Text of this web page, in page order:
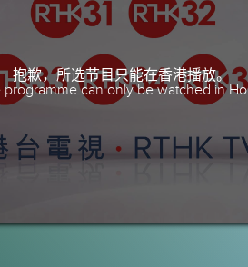
抱歉，所选节目只能在香港播放。
programme can only be watched in